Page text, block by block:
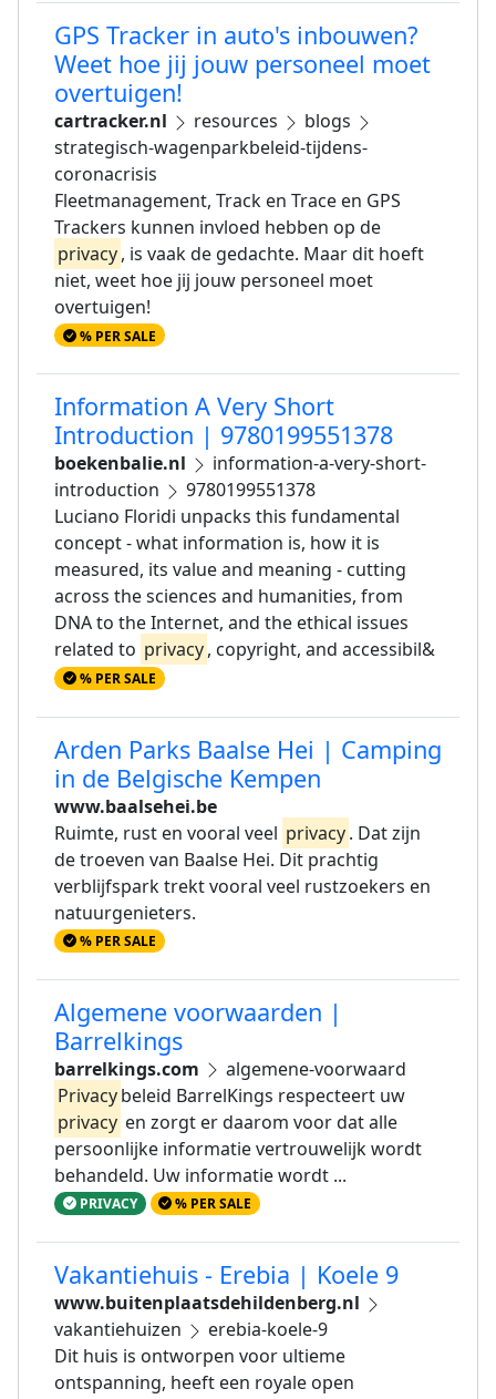
GPS Tracker in auto's inbouwen?
Weet hoe jij jouw personeel moet
overtuigen!
cartracker.nl resources
blogs
strategisch-wagenparkbeleid-tijdens-
coronacrisis
Fleetmanagement, Track en Trace en GPS
Trackers kunnen invloed hebben op de
privacy, is vaak de gedachte. Maar dit hoeft
niet, weet hoe jij jouw personeel moet
overtuigen!
% PER SALE
Information A Very Short
Introduction | 9780199551378
boekenbalie.nl
information-a-very-short-
introduction
9780199551378
Luciano Floridi unpacks this fundamental
concept - what information is, how it is
measured, its value and meaning - cutting
across the sciences and humanities, from
DNA to the Internet, and the ethical issues
related to privacy, copyright, and accessibil&
% PER SALE
Arden Parks Baalse Hei | Camping
in de Belgische Kempen
www.baalsehei.be
Ruimte, rust en vooral veel privacy. Dat zijn
de troeven van Baalse Hei. Dit prachtig
verblijfspark trekt vooral veel rustzoekers en
natuurgenieters.
% PER SALE
Algemene voorwaarden |
Barrelkings
barrelkings.com
algemene-voorwaard
Privacybeleid BarrelKings respecteert uw
privacy en zorgt er daarom voor dat alle
persoonlijke informatie vertrouwelijk wordt
behandeld. Uw informatie wordt ...
PRIVACY % PER SALE
Vakantiehuis - Erebia | Koele 9
www.buitenplaatsdehildenberg.nl
vakantiehuizen
erebia-koele-9
Dit huis is ontworpen voor ultieme
ontspanning, heeft een royale open